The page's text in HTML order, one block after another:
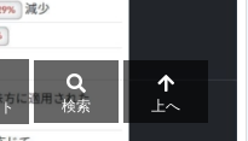
検索 上へ